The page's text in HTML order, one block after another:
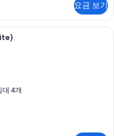
요금 보기
이탈리아 프레떼 시트, 고급 침구, 필로
4개